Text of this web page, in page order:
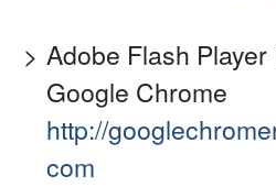
Adobe Flash
Google Chrome
http://
com